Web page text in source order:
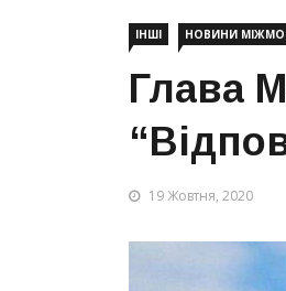
ІНШІ НОВИНИ
Глава
19 Жовтня, 2020